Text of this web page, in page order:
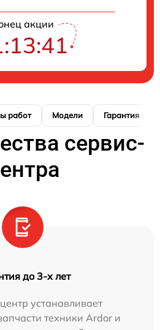
акции
работ Модели Гарантия
сервис-
до 3-х лет
устанавливает
техники Ardor и